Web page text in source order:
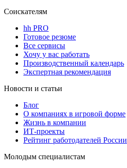
Соискателям
hh PRO
Готовое резюме
Все сервисы
Хочу у вас работать
Производственный календарь
Экспертная рекомендация
Новости и статьи
Блог
О компаниях в игровой форме
Жизнь в компании
ИТ-проекты
Рейтинг работодателей России
Молодым специалистам